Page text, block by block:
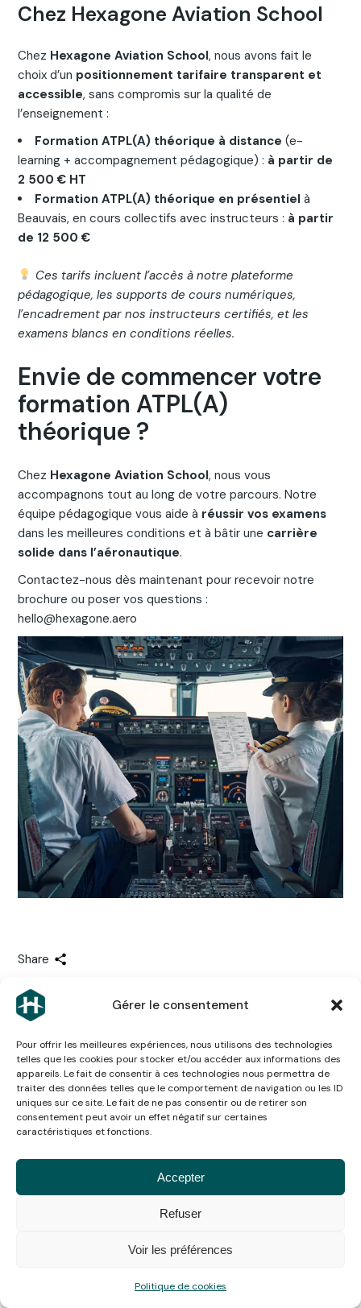
Gérer le consentement
Pour offrir les meilleures expériences, nous utilisons des technologies
telles que les cookies pour stocker et/ou accéder aux informations des
appareils. Le fait de consentir à ces technologies nous permettra de
traiter des données telles que le comportement de navigation ou les ID
uniques sur ce site. Le fait de ne pas consentir ou de retirer son
consentement peut avoir un effet négatif sur certaines
caractéristiques et fonctions.
Accepter
Refuser
Voir les préférences
Politique de cookies
Chez Hexagone Aviation School
Chez Hexagone Aviation School, nous avons fait le
choix d’un positionnement tarifaire transparent et
accessible, sans compromis sur la qualité de
l’enseignement :
Formation ATPL(A) théorique à distance (e-
learning + accompagnement pédagogique) : à partir de
2 500 € HT
Formation ATPL(A) théorique en présentiel à
Beauvais, en cours collectifs avec instructeurs : à partir
de 12 500 €
Ces tarifs incluent l’accès à notre plateforme
pédagogique, les supports de cours numériques,
l’encadrement par nos instructeurs certifiés, et les
examens blancs en conditions réelles.
Envie de commencer votre
formation ATPL(A)
théorique ?
Chez Hexagone Aviation School, nous vous
accompagnons tout au long de votre parcours. Notre
équipe pédagogique vous aide à réussir vos examens
dans les meilleures conditions et à bâtir une carrière
solide dans l’aéronautique.
Contactez-nous dès maintenant pour recevoir notre
brochure ou poser vos questions :
hello@hexagone.aero
Share
You may also like